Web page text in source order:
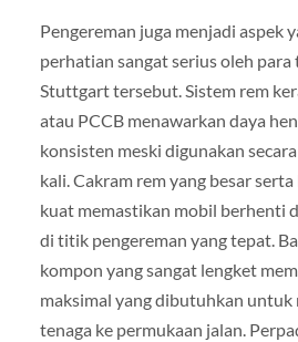
Pengereman juga menjadi aspek
perhatian sangat serius oleh
Stuttgart tersebut. Sistem rem
atau PCCB menawarkan daya
konsisten meski digunakan
kali. Cakram rem yang besar
kuat memastikan mobil berhenti
di titik pengereman yang tepat.
kompon yang sangat lengket
maksimal yang dibutuhkan
tenaga ke permukaan jalan.